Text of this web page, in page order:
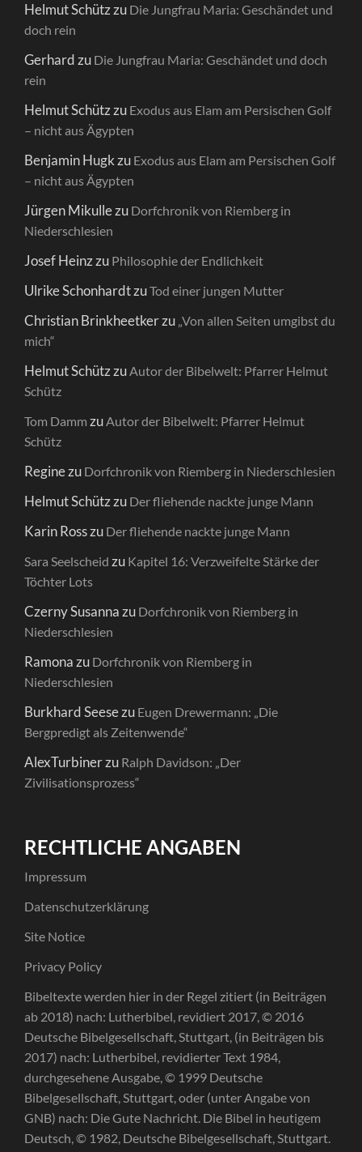
Helmut Schützzu Die Jungfrau Maria: Geschändet und
doch rein
Gerhardzu Die Jungfrau Maria: Geschändet und doch
rein
Helmut Schützzu Exodus aus Elam am Persischen Golf
– nicht aus Ägypten
Benjamin Hugkzu Exodus aus Elam am Persischen Golf
– nicht aus Ägypten
Jürgen Mikullezu Dorfchronik von Riemberg in
Niederschlesien
Josef Heinzzu Philosophie der Endlichkeit
Ulrike SchonhardtzuTod einer jungen Mutter
Christian Brinkheetkerzu „Von allen Seiten umgibst du
mich“
Helmut SchützzuAutor der Bibelwelt: Pfarrer Helmut
Schütz
Tom Damm zuAutor der Bibelwelt: Pfarrer Helmut
Schütz
Reginezu Dorfchronik von Riemberg in Niederschlesien
Helmut Schützzu Der fliehende nackte junge Mann
Karin Rosszu Der fliehende nackte junge Mann
Sara Seelscheid zu Kapitel 16: Verzweifelte Stärke der
Töchter Lots
Czerny Susannazu Dorfchronik von Riemberg in
Niederschlesien
Ramonazu Dorfchronik von Riemberg in
Niederschlesien
Burkhard Seesezu Eugen Drewermann: „Die
Bergpredigt als Zeitenwende“
AlexTurbinerzu Ralph Davidson: „Der
Zivilisationsprozess“
RECHTLICHE ANGABEN
Impressum
Datenschutzerklärung
Site Notice
Privacy Policy
Bibeltexte werden hier in der Regel zitiert (in Beiträgen
ab 2018) nach: Lutherbibel, revidiert 2017, © 2016
Deutsche Bibelgesellschaft, Stuttgart, (in Beiträgen bis
2017) nach: Lutherbibel, revidierter Text 1984,
durchgesehene Ausgabe, © 1999 Deutsche
Bibelgesellschaft, Stuttgart, oder (unter Angabe von
GNB) nach: Die Gute Nachricht. Die Bibel in heutigem
Deutsch, © 1982, Deutsche Bibelgesellschaft, Stuttgart.